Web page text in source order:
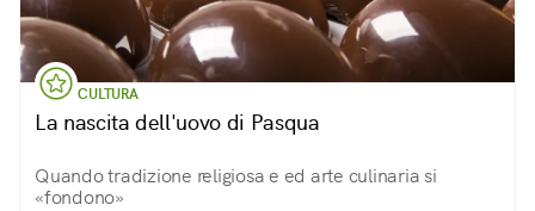
CULTURA
La nascita dell'uovo di Pasqua
Quando tradizione religiosa e ed arte culinaria si
«fondono»